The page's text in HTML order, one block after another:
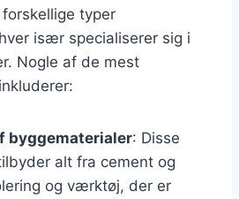
typer
især specialiserer sig i
Nogle af de mest
byggematerialer: Disse
alt fra cement og
og værktøj, der er